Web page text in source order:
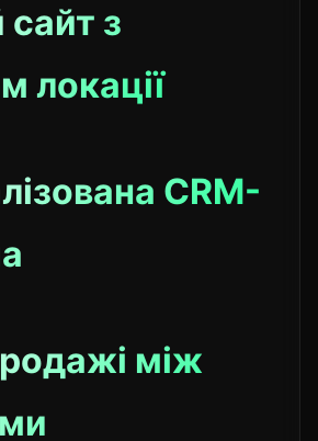
з
локації
CRM-
між